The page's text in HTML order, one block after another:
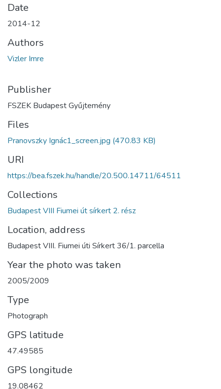
Date
2014-12
Authors
Vizler Imre
Publisher
FSZEK Budapest Gyűjtemény
Files
Pranovszky Ignác1_screen.jpg (470.83 KB)
URI
https://bea.fszek.hu/handle/20.500.14711/64511
Collections
Budapest VIII Fiumei út sírkert 2. rész
Location, address
Budapest VIII. Fiumei úti Sírkert 36/1. parcella
Year the photo was taken
2005/2009
Type
Photograph
GPS latitude
47.49585
GPS longitude
19.08462